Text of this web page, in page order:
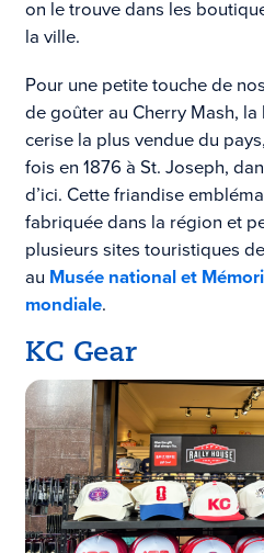
on le trouve dans les
la ville.
Pour une petite touche de
de goûter au Cherry Mash,
cerise la plus vendue du
fois en 1876 à St. Joseph,
d’ici. Cette friandise
fabriquée dans la région et
plusieurs sites touristiques
au Musée national et
mondiale.
KC Gear